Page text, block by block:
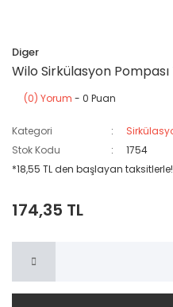
Diger
Wilo Sirkülasyon Pompası
(0) Yorum - 0 Puan
Kategori
Stok Kodu
1754
*18,55 TL den başlayan taksitlerle!
174,35 TL